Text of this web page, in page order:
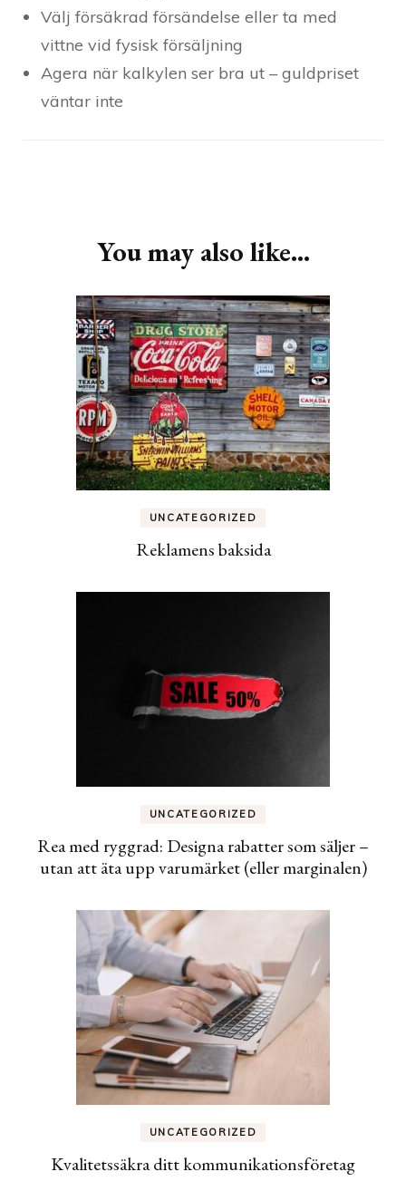
Välj försäkrad försändelse eller ta med
vittne vid fysisk försäljning
Agera när kalkylen ser bra ut – guldpriset
väntar inte
You may also like...
UNCATEGORIZED
Reklamens baksida
UNCATEGORIZED
Rea med ryggrad: Designa rabatter som säljer –
utan att äta upp varumärket (eller marginalen)
UNCATEGORIZED
Kvalitetssäkra ditt kommunikationsföretag